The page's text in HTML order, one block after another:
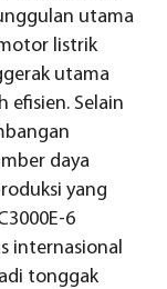
utama
listrik
utama
efisien. Selain
daya
yang
6
internasional
tonggak